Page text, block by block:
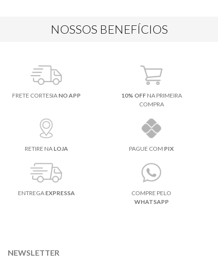
NOSSOS BENEFÍCIOS
FRETE CORTESIA NO APP 10% OFFNA PRIMEIRA
COMPRA
RETIRE NA LOJA PAGUE COM PIX
ENTREGA EXPRESSA
COMPRE PELO
WHATSAPP
NEWSLETTER